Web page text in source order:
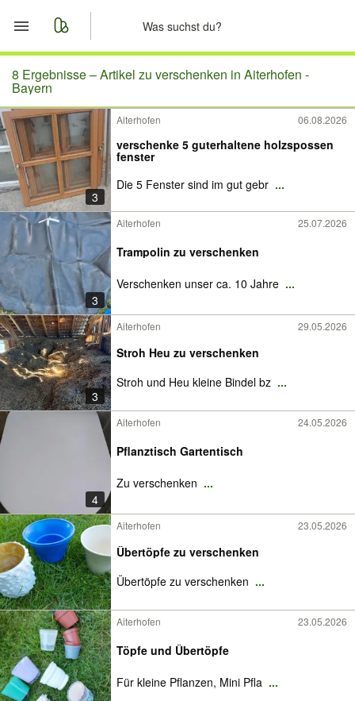
Start
Merkliste
Nachrichten
Anzeige aufgeben
8 Ergebnisse –Artikel zu verschenken in Aiterhofen -
Bayern
3
Aiterhofen 06.08.2026
verschenke 5 guterhaltene holzspossen
fenster
Die 5 Fenster sind im gut gebr ...
3
Aiterhofen 25.07.2026
Trampolin zu verschenken
Verschenken unser ca. 10 Jahre ...
3
Aiterhofen 29.05.2026
Stroh Heu zu verschenken
Stroh und Heu kleine Bindel bz ...
4
Aiterhofen 24.05.2026
Pflanztisch Gartentisch
Zu verschenken ...
Aiterhofen 23.05.2026
Übertöpfe zu verschenken
Übertöpfe zu verschenken ...
Aiterhofen 23.05.2026
Töpfe und Übertöpfe
Für kleine Pflanzen, Mini Pfla ...